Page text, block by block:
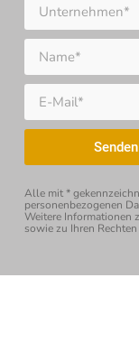
Senden
Alle mit *
personen­bezogenen
Weitere Informationen
sowie zu Ihren